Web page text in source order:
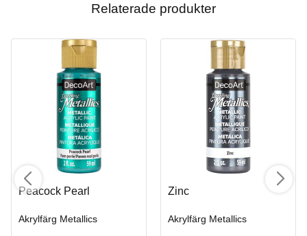
Relaterade produkter
Peacock Pearl
Akrylfärg Metallics
Zinc
Akrylfärg Metallics